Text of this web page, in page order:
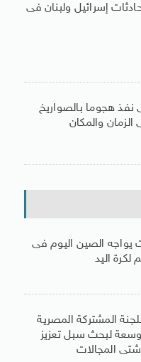
إسرائيل ولبنان فى
نفذ هجوما بالصواريخ
والمكان
يواجه الصين اليوم فى
لكرة اليد
للجنة المشتركة المصرية
لبحث سبل تعزيز
شتى المجالات